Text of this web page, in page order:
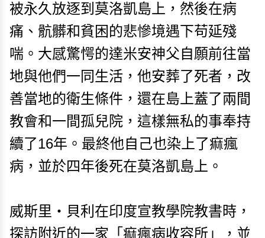
被永久放逐到莫洛凱島上，然後在病
痛、骯髒和貧困的悲慘境遇下苟延殘
喘。大感驚愕的達米安神父自願前往當
地與他們一同生活，他安葬了死者，改
善當地的衛生條件，還在島上蓋了兩間
教會和一間孤兒院，這樣無私的事奉持
續了16年。最終他自己也染上了痲瘋
病，並於四年後死在莫洛凱島上。
威斯里・貝利在印度宣教學院教書時，
探訪附近的一家「痲瘋病收容所」，並